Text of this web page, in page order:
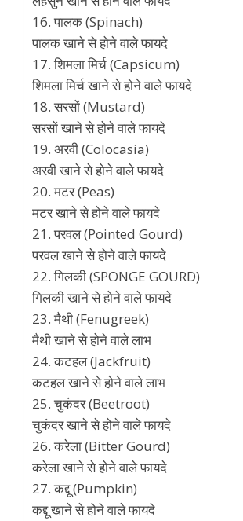
16. पालक (Spinach)
पालक खाने से होने वाले फायदे
17. शिमला मिर्च (Capsicum)
शिमला मिर्च खाने से होने वाले फायदे
18. सरसों (Mustard)
सरसों खाने से होने वाले फायदे
19. अरवी (Colocasia)
अरवी खाने से होने वाले फायदे
20. मटर (Peas)
मटर खाने से होने वाले फायदे
21. परवल (Pointed Gourd)
परवल खाने से होने वाले फायदे
22. गिलकी (SPONGE GOURD)
गिलकी खाने से होने वाले फायदे
23. मैथी (Fenugreek)
मैथी खाने से होने वाले लाभ
24. कटहल (Jackfruit)
कटहल खाने से होने वाले लाभ
25. चुकंदर (Beetroot)
चुकंदर खाने से होने वाले फायदे
26. करेला (Bitter Gourd)
करेला खाने से होने वाले फायदे
27. कद्दू (Pumpkin)
कद्दू खाने से होने वाले फायदे